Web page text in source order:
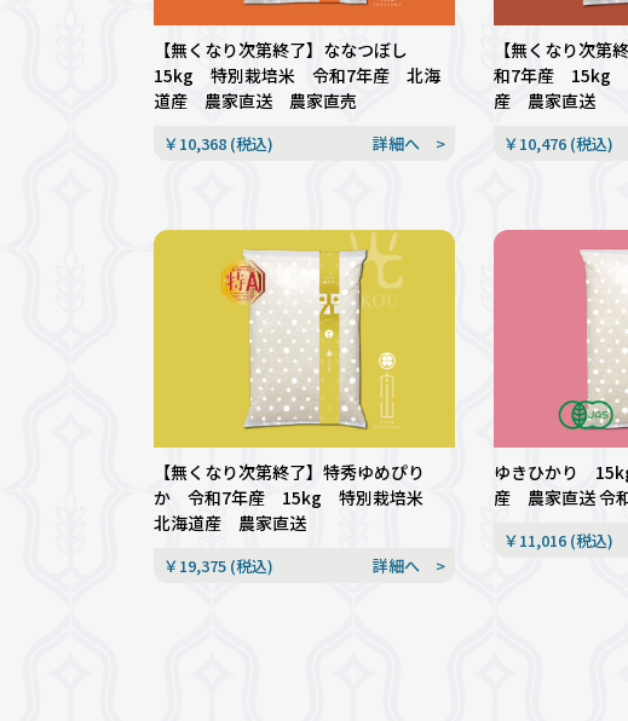
【無くなり次第終了】ななつぼし
15kg 特別栽培米 令和7年産 北海
道産 農家直送 農家直売
￥10,368 (税込) 詳細へ >
【無くなり次
和7年産 15kg
産 農家直送
￥10,476 (税込)
【無くなり次第終了】特秀ゆめぴり
か 令和7年産 15kg 特別栽培米
北海道産 農家直送
￥19,375 (税込) 詳細へ >
ゆきひかり
産 農家直送 令
￥11,016 (税込)